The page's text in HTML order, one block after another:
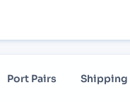
Port Pairs Shipping